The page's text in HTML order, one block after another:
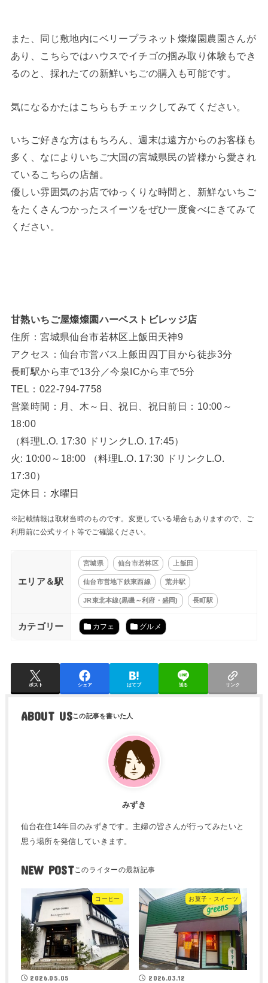
また、同じ敷地内にベリープラネット燦燦園農園さんが
あり、こちらではハウスでイチゴの掴み取り体験もでき
るのと、採れたての新鮮いちごの購入も可能です。
気になるかたはこちらもチェックしてみてください。
いちご好きな方はもちろん、週末は遠方からのお客様も
多く、なによりいちご大国の宮城県民の皆様から愛され
ているこちらの店舗。
優しい雰囲気のお店でゆっくりな時間と、新鮮ないちご
をたくさんつかったスイーツをぜひ一度食べにきてみて
ください。
甘熟いちご屋燦燦園ハーベストビレッジ店
住所：宮城県仙台市若林区上飯田天神9
アクセス：仙台市営バス上飯田四丁目から徒歩3分
長町駅から車で13分／今泉ICから車で5分
TEL：022-794-7758
営業時間：月、木～日、祝日、祝日前日：10:00～
18:00
（料理L.O. 17:30 ドリンクL.O. 17:45）
火: 10:00～18:00 （料理L.O. 17:30 ドリンクL.O.
17:30）
定休日：水曜日
※記載情報は取材当時のものです。変更している場合もありますので、ご
利用前に公式サイト等でご確認ください。
エリア＆駅
宮城県 仙台市若林区 上飯田
仙台市営地下鉄東西線 荒井駅
JR東北本線(黒磯～利府・盛岡) 長町駅
カテゴリー カフェ グルメ
ポスト シェア はてブ 送る リンク
ABOUT US
みずき
仙台在住14年目のみずきです。主婦の皆さんが行ってみたいと
思う場所を発信していきます。
NEW POST
コーヒー
2026.05.05
お菓子・スイーツ
2026.03.12